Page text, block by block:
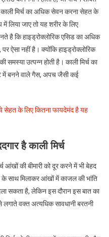
मिर्च का अधिक सेवन करना सेहत के
लिया जाए तो यह शरीर के लिए
है कि हाइड्रोक्लोरिक एसिड का अधिक
ऐसा नहीं है। क्योंकि हाइड्रोक्लोरिक
समस्या उत्पन्न होती है। काली मिर्च का
में बनने वाले गैस, अपच जैसी कई
के लिए कितना फायदेमंद है यह
है काली मिर्च
आंखों की बीमारी को दूर करने में भी बेहद
के साथ मिलाकर आंखों में काजल की भांति
सकता है, लेकिन इस दौरान इस बात का
लगाते वक्त अत्यधिक सावधानी बरतनी